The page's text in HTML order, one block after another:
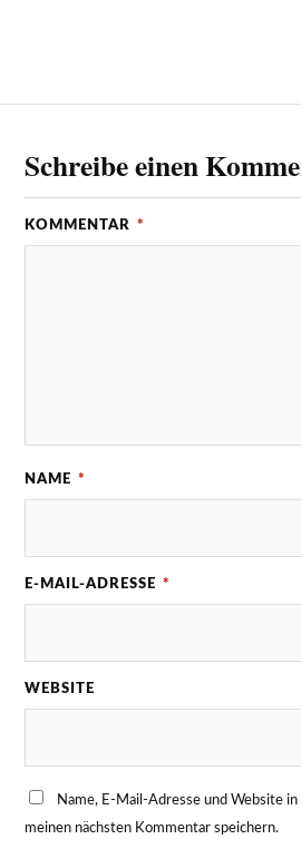
Schreibe einen
KOMMENTAR *
NAME *
E-MAIL-ADRESSE *
WEBSITE
Name, E-Mail-Adresse und Website
meinen nächsten Kommentar speichern.